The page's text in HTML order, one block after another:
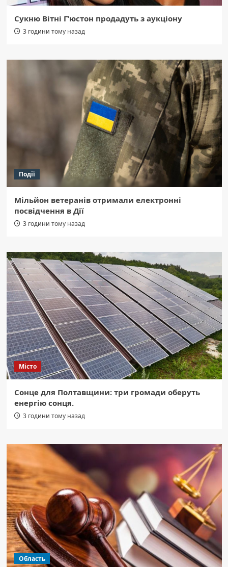
Сукню Вітні Г’юстон продадуть з аукціону
3 години тому назад
Події
Мільйон ветеранів отримали електронні
посвідчення в Дії
3 години тому назад
Місто
Сонце для Полтавщини: три громади оберуть
енергію сонця.
3 години тому назад
Область